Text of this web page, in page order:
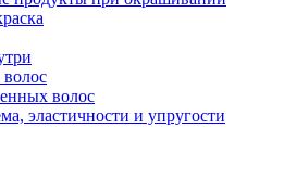
волос
волос
эластичности и упругости